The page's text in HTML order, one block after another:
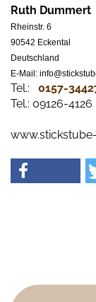
Ruth Dummert
Rheinstr. 6
90542 Eckental
Deutschland
E-Mail:
Tel.: 0157-
Tel.: 09126-4126